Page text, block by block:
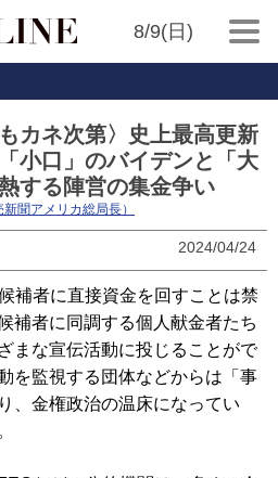
8/9(日)
カネ次第〉史上最高更新
小口」のバイデンと「大
する陣営の集金争い
聞アメリカ総局長）
2024/04/24
補者に直接資金を回すことは禁
補者に同調する個人献金者たち
まな宣伝活動に投じることがで
を監視する団体などからは「事
、金権政治の温床になってい